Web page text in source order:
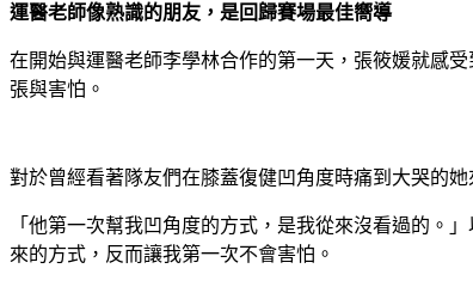
運醫老師像熟識的朋友，是回歸賽場最佳嚮導
在開始與運醫老師李學林合作的第一天，張筱媛就感
張與害怕。
對於曾經看著隊友們在膝蓋復健凹角度時痛到大哭的
「他第一次幫我凹角度的方式，是我從來沒看過的
來的方式，反而讓我第一次不會害怕。